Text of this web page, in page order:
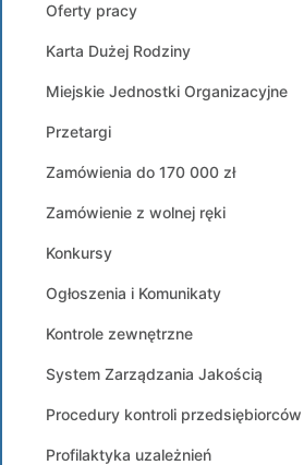
Oferty pracy
Karta Dużej Rodziny
Miejskie Jednostki Organizacyjne
Przetargi
Zamówienia do 170 000 zł
Zamówienie z wolnej ręki
Konkursy
Ogłoszenia i Komunikaty
Kontrole zewnętrzne
System Zarządzania Jakością
Procedury kontroli przedsiębiorców
Profilaktyka uzależnień